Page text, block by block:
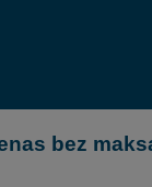
bez